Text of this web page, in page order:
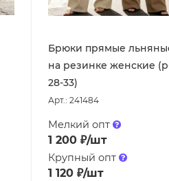
Брюки прямые
на резинке женские
28-33)
Арт.: 241484
Мелкий опт
1 200₽/шт
Крупный опт
1 120₽/шт